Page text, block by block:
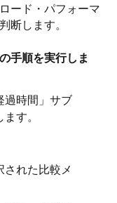
ード・パフォーマ
断します。
手順を実行しま
過時間」サブ
す。
れた比較メ